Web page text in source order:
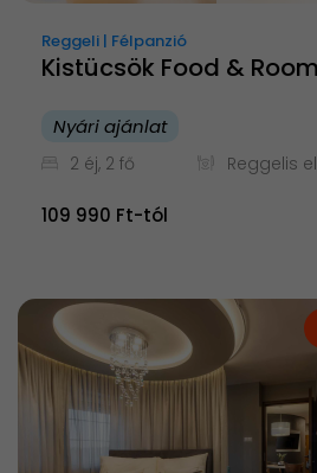
Reggeli | Félpanzió
Kistücsök Food &
Nyári ajánlat
2 éj, 2 fő Reggelis
109 990 Ft-tól